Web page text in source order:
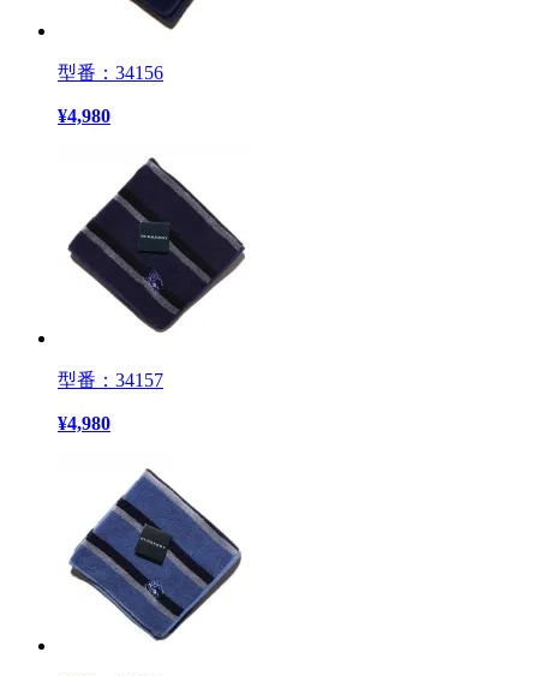
型番：34156
¥4,980
型番：34157
¥4,980